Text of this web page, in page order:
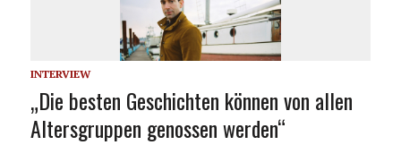
INTERVIEW
„Die besten Geschichten können von allen
Altersgruppen genossen werden“